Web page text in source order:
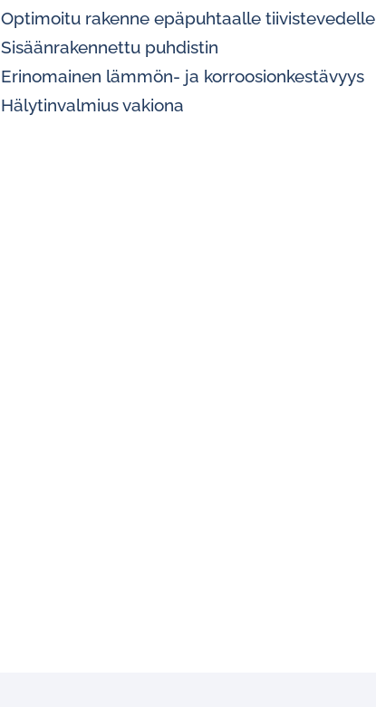
Optimoitu rakenne epäpuhtaalle tiivistevedelle
Sisäänrakennettu puhdistin
Erinomainen lämmön- ja korroosionkestävyys
Hälytinvalmius vakiona